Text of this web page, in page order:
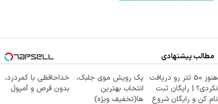
مطالب پیشنهادی
هنوز 50 تتر رو دریافت
نکردی؟ | رایگان ثبت
نام کن و رایگان شروع
پک رویش موی جلبک،
انتخاب بهترین
ها(تخفیف ویژه)
خداحافظی با کمردرد،
بدون قرص و آمپول